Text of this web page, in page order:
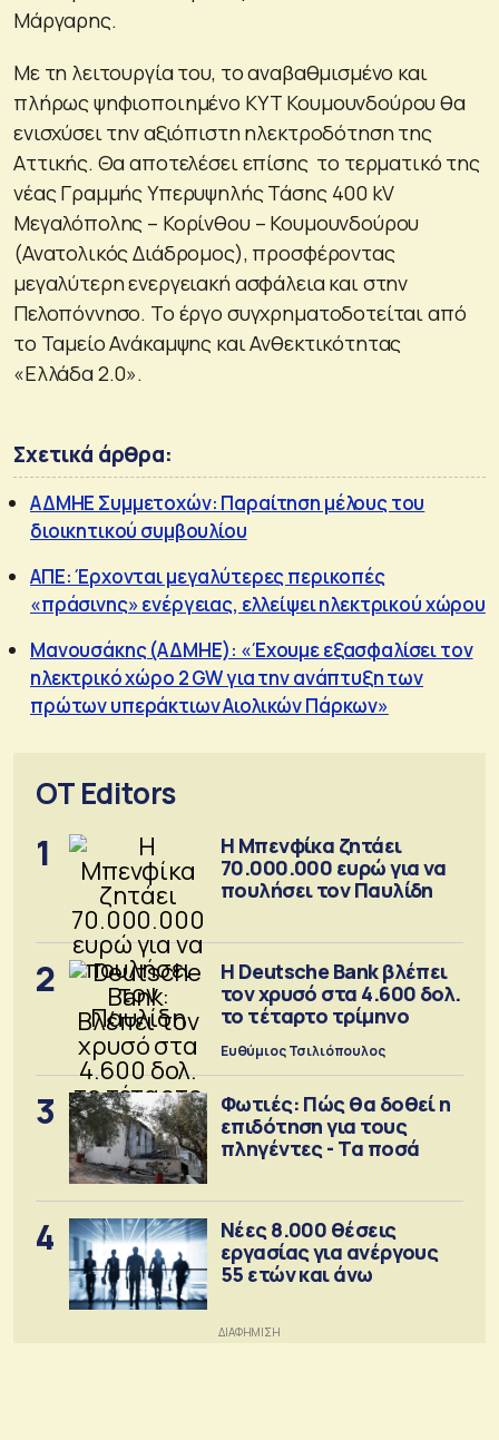
Μάργαρης.
Με τη λειτουργία του, το αναβαθμισμένο και
πλήρως ψηφιοποιημένο ΚΥΤ Κουμουνδούρου θα
ενισχύσει την αξιόπιστη ηλεκτροδότηση της
Αττικής. Θα αποτελέσει επίσης το τερματικό της
νέας Γραμμής Υπερυψηλής Τάσης 400 kV
Μεγαλόπολης – Κορίνθου – Κουμουνδούρου
(Ανατολικός Διάδρομος), προσφέροντας
μεγαλύτερη ενεργειακή ασφάλεια και στην
Πελοπόννησο. Το έργο συγχρηματοδoτείται από
το Ταμείο Ανάκαμψης και Ανθεκτικότητας
«Ελλάδα 2.0».
Σχετικά άρθρα:
ΑΔΜΗΕ Συμμετοχών: Παραίτηση μέλους του
διοικητικού συμβουλίου
ΑΠΕ: Έρχονται μεγαλύτερες περικοπές
«πράσινης» ενέργειας, ελλείψει ηλεκτρικού χώρου
Μανουσάκης (ΑΔΜΗΕ): «Έχουμε εξασφαλίσει τον
ηλεκτρικό χώρο 2 GW για την ανάπτυξη των
πρώτων υπεράκτιων Αιολικών Πάρκων»
OT Editors
1
Η Μπενφίκα ζητάει
70.000.000 ευρώ για να
πουλήσει τον Παυλίδη
2
Η Deutsche Bank βλέπει
τον χρυσό στα 4.600 δολ.
το τέταρτο τρίμηνο
Ευθύμιος Τσιλιόπουλος
3
Φωτιές: Πώς θα δοθεί η
επιδότηση για τους
πληγέντες - Τα ποσά
4
Νέες 8.000 θέσεις
εργασίας για ανέργους
55 ετών και άνω